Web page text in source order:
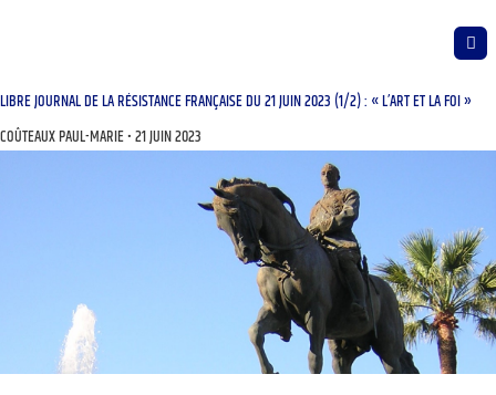
LIBRE JOURNAL DE LA RÉSISTANCE FRANÇAISE DU 21 JUIN 2023 (1/2) : « L’ART ET LA FOI »
COÛTEAUX PAUL-MARIE 21 JUIN 2023